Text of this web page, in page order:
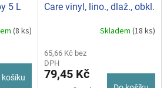
5 L
(8 ks)
košíku
Care vinyl, lino., dlaž., obkl.
levandulí 750ml
produktu
je
5,0
Skladem(18 ks)
65,66 Kč bez
DPH
79,45 Kč